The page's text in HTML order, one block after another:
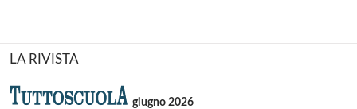
LA RIVISTA
giugno 2026